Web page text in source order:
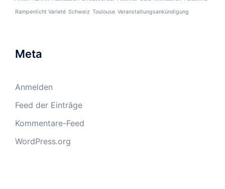
Rampenlicht Varieté Schweiz Toulouse Veranstaltungsankündigung
Meta
Anmelden
Feed der Einträge
Kommentare-Feed
WordPress.org